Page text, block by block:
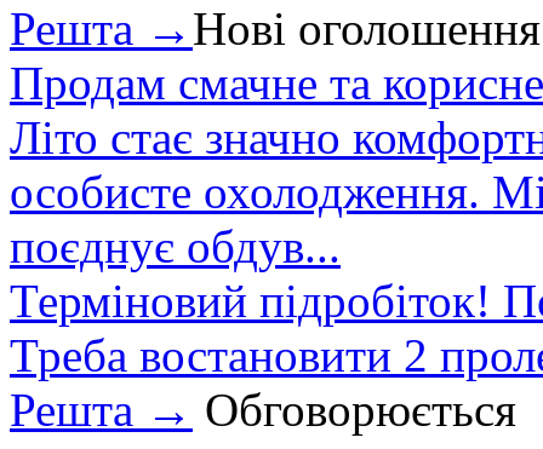
Решта → Нові оголошення
Продам смачне та
Літо стає значно
особисте охолодження.
поєднує обдув...
Терміновий підробіток!
Треба востановити 2
Решта → Обговорюється